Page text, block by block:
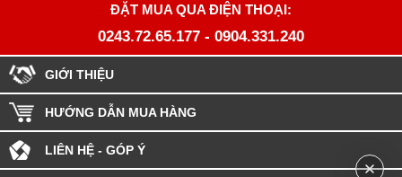
ĐẶT MUA QUA ĐIỆN THOẠI:
0243.72.65.177 - 0904.331.240
GIỚI THIỆU
HƯỚNG DẪN MUA HÀNG
LIÊN HỆ - GÓP Ý